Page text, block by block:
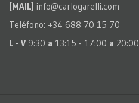
[MAIL] info@carlogarelli.com
Teléfono: +34 688 70 15 70
L - V 9:30 a 13:15 - 17:00 a 20:00